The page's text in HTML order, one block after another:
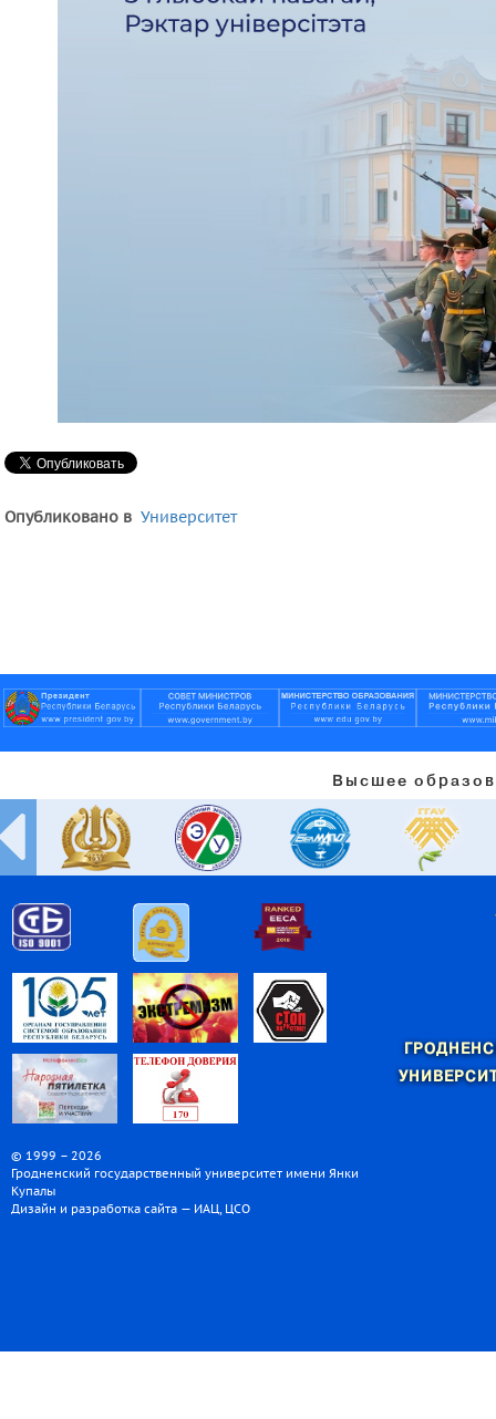
Опубликовано в Университет
Высшее
© 1999 – 2026
Гродненский государственный университет имени Янки
Купалы
Дизайн и разработка сайта — ИАЦ, ЦСО